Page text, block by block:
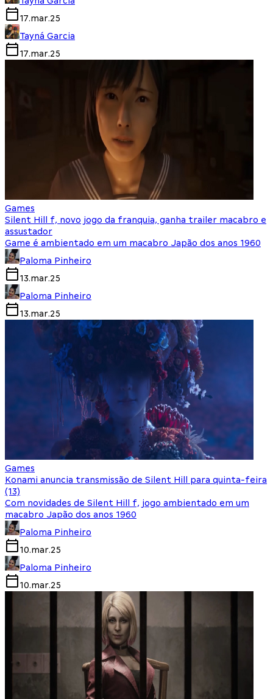
17.mar.25
Tayná Garcia
17.mar.25
Games
Silent Hill f, novo jogo da franquia, ganha trailer macabro e
assustador
Game é ambientado em um macabro Japão dos anos 1960
Paloma Pinheiro
13.mar.25
Paloma Pinheiro
13.mar.25
Games
Konami anuncia transmissão de Silent Hill para quinta-feira
(13)
Com novidades de Silent Hill f, jogo ambientado em um
macabro Japão dos anos 1960
Paloma Pinheiro
10.mar.25
Paloma Pinheiro
10.mar.25